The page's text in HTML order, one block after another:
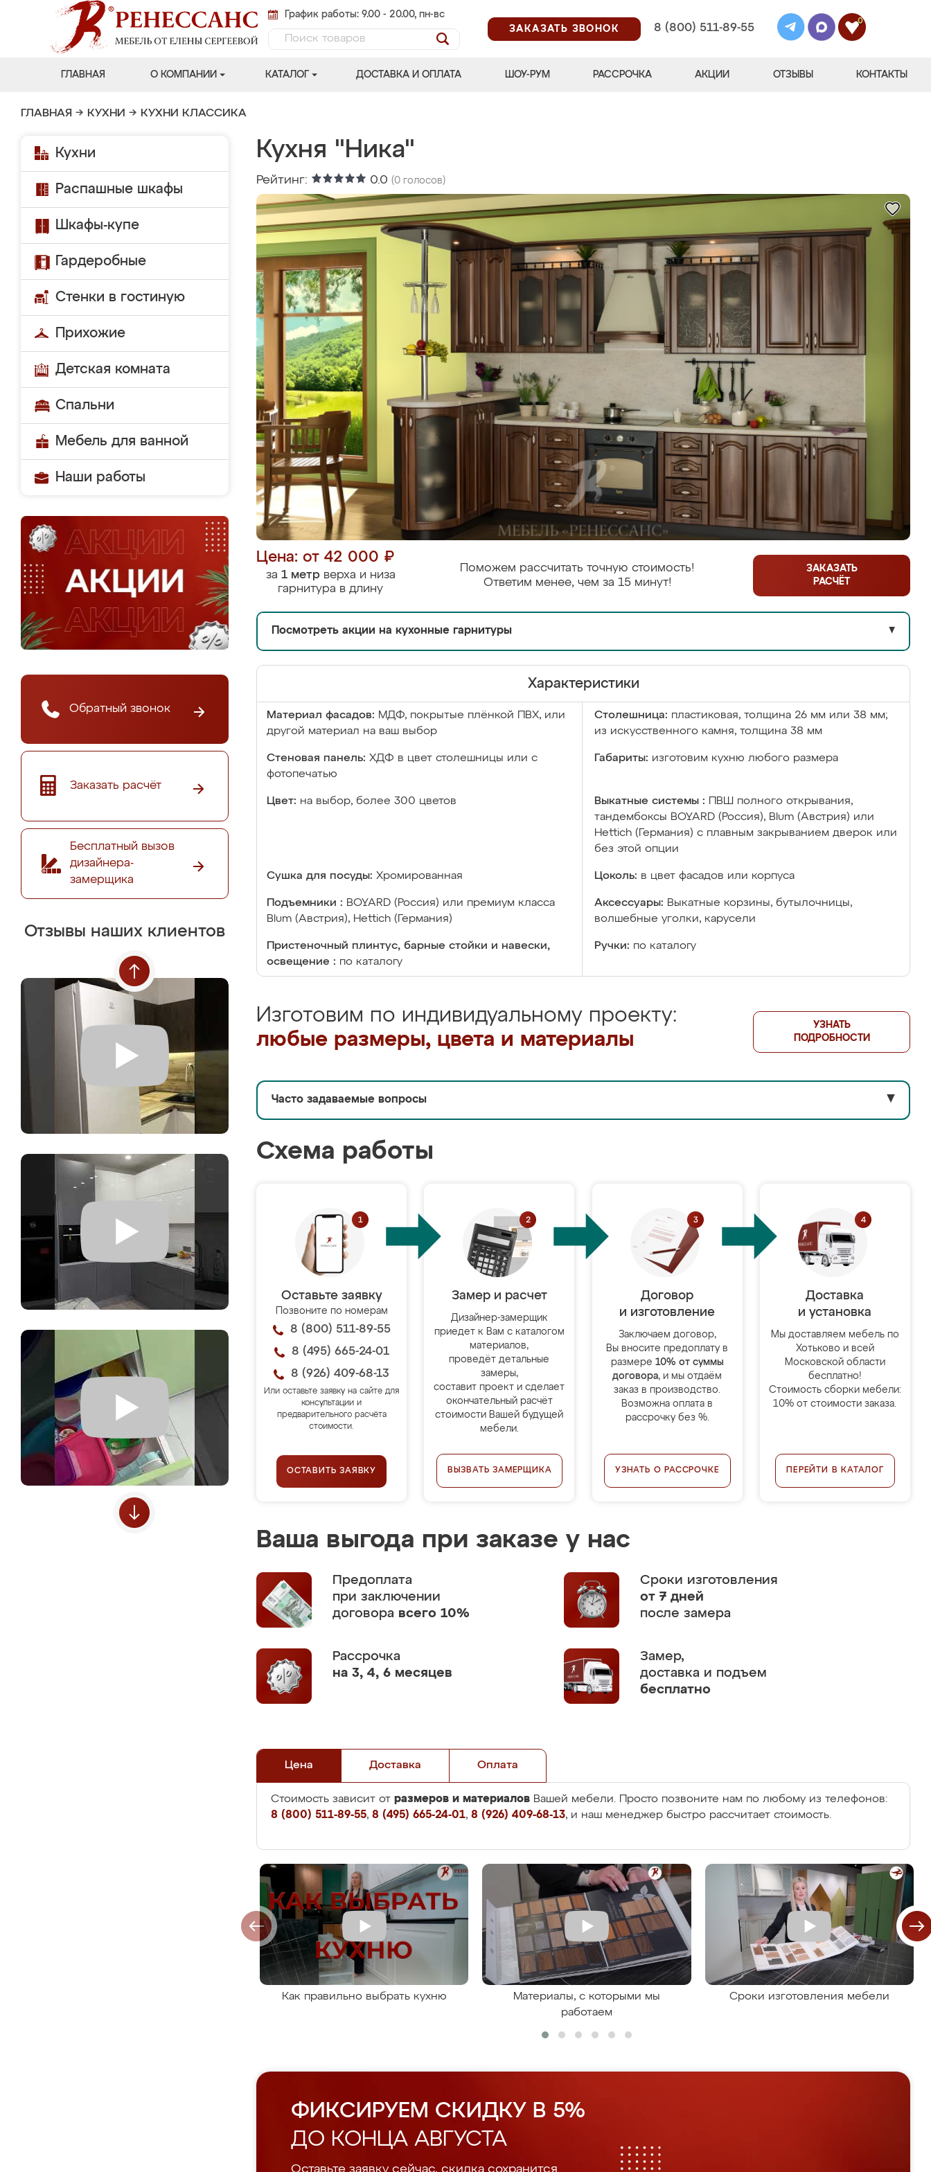
График работы: 9.00 - 20.00, пн-вс
ЗАКАЗАТЬ ЗВОНОК
8 (800) 511-89-55
0
ГЛАВНАЯ О КОМПАНИИ КАТАЛОГ ДОСТАВКА И ОПЛАТА ШОУ-РУМ РАССРОЧКА АКЦИИ ОТЗЫВЫ КОНТАКТЫ
ГЛАВНАЯ → КУХНИ → КУХНИ КЛАССИКА
Кухни
Распашные шкафы
Шкафы-купе
Гардеробные
Стенки в гостиную
Прихожие
Детская комната
Спальни
Мебель для ванной
Наши работы
Обратный звонок
Заказать расчёт
Бесплатный вызов
дизайнера-
замерщика
Отзывы наших клиентов
Кухня "Ника"
Рейтинг: 0.0 (0 голосов)
Цена: от 42 000 ₽
за 1 метрверха и низа
гарнитура в длину
Поможем рассчитать точную стоимость!
Ответим менее, чем за 15 минут!
ЗАКАЗАТЬ
РАСЧЁТ
Посмотреть акции на кухонные гарнитуры ▼
Характеристики
Материал фасадов: МДФ, покрытые плёнкой ПВХ, или
другой материал на ваш выбор
Столешница: пластиковая, толщина 26 мм или 38 мм;
из искусственного камня, толщина 38 мм
Стеновая панель: ХДФ в цвет столешницы или с
фотопечатью
Габариты: изготовим кухню любого размера
Цвет: на выбор, более 300 цветов Выкатные системы :
ПВШ полного открывания,
тандембоксы BOYARD (Россия), Blum (Австрия) или
Hettich (Германия) с плавным закрыванием дверок или
без этой опции
Сушка для посуды: Хромированная Цоколь: в цвет фасадов или корпуса
Подъемники : BOYARD (Россия) или премиум класса
Blum (Австрия), Hettich (Германия)
Аксессуары: Выкатные корзины, бутылочницы,
волшебные уголки, карусели
Пристеночный плинтус, барные стойки и навески,
освещение : по каталогу
Ручки: по каталогу
Изготовим по индивидуальному проекту:
любые размеры, цвета и материалы
УЗНАТЬ
ПОДРОБНОСТИ
Часто задаваемые вопросы ▼
Схема работы
Оставьте заявку
Позвоните по номерам
8 (800) 511-89-55
8 (495) 665-24-01
8 (926) 409-68-13
Или оставьте заявку на сайте для
консультации и
предварительного расчёта
стоимости.
ОСТАВИТЬ ЗАЯВКУ
Замер и расчет
Дизайнер-замерщик
приедет к Вам с каталогом
материалов,
проведёт детальные
замеры,
составит проект и сделает
окончательный расчёт
стоимости Вашей будущей
мебели.
ВЫЗВАТЬ ЗАМЕРЩИКА
Договор
и изготовление
Заключаем договор,
Вы вносите предоплату в
размере 10% от суммы
договора, и мы отдаём
заказ в производство.
Возможна оплата в
рассрочку без %.
УЗНАТЬ О РАССРОЧКЕ
Доставка
и установка
Мы доставляем мебель по
Хотьково и всей
Московской области
бесплатно!
Стоимость сборки мебели:
10% от стоимости заказа.
ПЕРЕЙТИ В КАТАЛОГ
Ваша выгода при заказе у нас
Предоплата
при заключении
договора всего 10%
Сроки изготовления
от 7 дней
после замера
Рассрочка
на 3, 4, 6 месяцев
Замер,
доставка и подъем
бесплатно
Цена Доставка Оплата
Стоимость зависит от размеров и материалов Вашей мебели. Просто позвоните нам по любому из телефонов:
8 (800) 511-89-55, 8 (495) 665-24-01, 8 (926) 409-68-13, и наш менеджер быстро рассчитает стоимость.
Как правильно выбрать кухню
Материалы, с которыми мы
работаем
Сроки изготовления мебели
ФИКСИРУЕМ СКИДКУ В 5%
ДО КОНЦА АВГУСТА
Оставьте заявку сейчас, скидка сохранится.